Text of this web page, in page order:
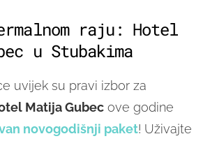
raju: Hotel
u Stubakima
uvijek su pravi izbor za
Matija Gubec ove godine
novogodišnji paket! Uživajte